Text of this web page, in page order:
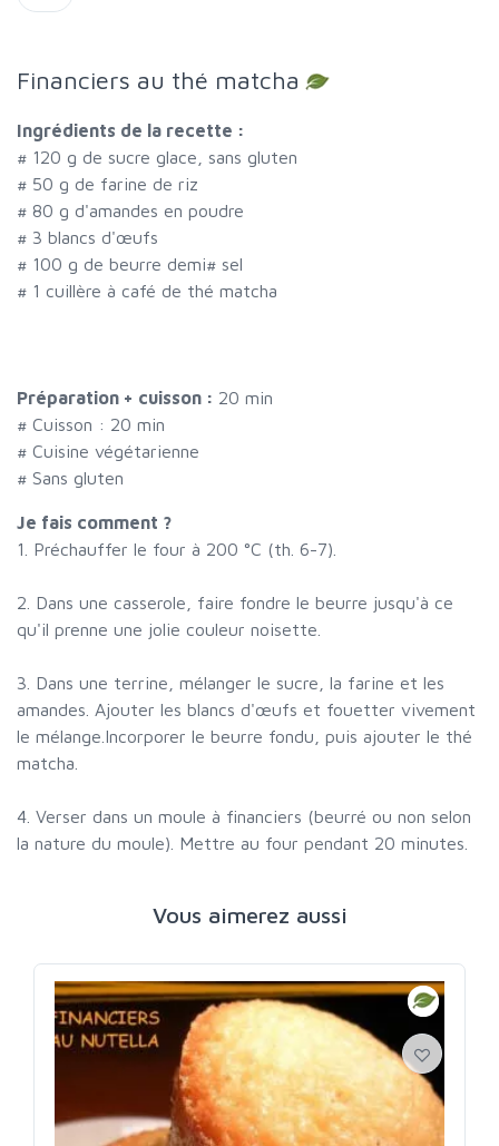
Financiers au thé matcha
Ingrédients de la recette :
# 120 g de sucre glace, sans gluten
# 50 g de farine de riz
# 80 g d'amandes en poudre
# 3 blancs d'œufs
# 100 g de beurre demi# sel
# 1 cuillère à café de thé matcha
Préparation + cuisson : 20 min
# Cuisson : 20 min
# Cuisine végétarienne
# Sans gluten
Je fais comment ?
1. Préchauffer le four à 200 °C (th. 6-7).
2. Dans une casserole, faire fondre le beurre jusqu'à ce
qu'il prenne une jolie couleur noisette.
3. Dans une terrine, mélanger le sucre, la farine et les
amandes. Ajouter les blancs d'œufs et fouetter vivement
le mélange.Incorporer le beurre fondu, puis ajouter le thé
matcha.
4. Verser dans un moule à financiers (beurré ou non selon
la nature du moule). Mettre au four pendant 20 minutes.
Vous aimerez aussi